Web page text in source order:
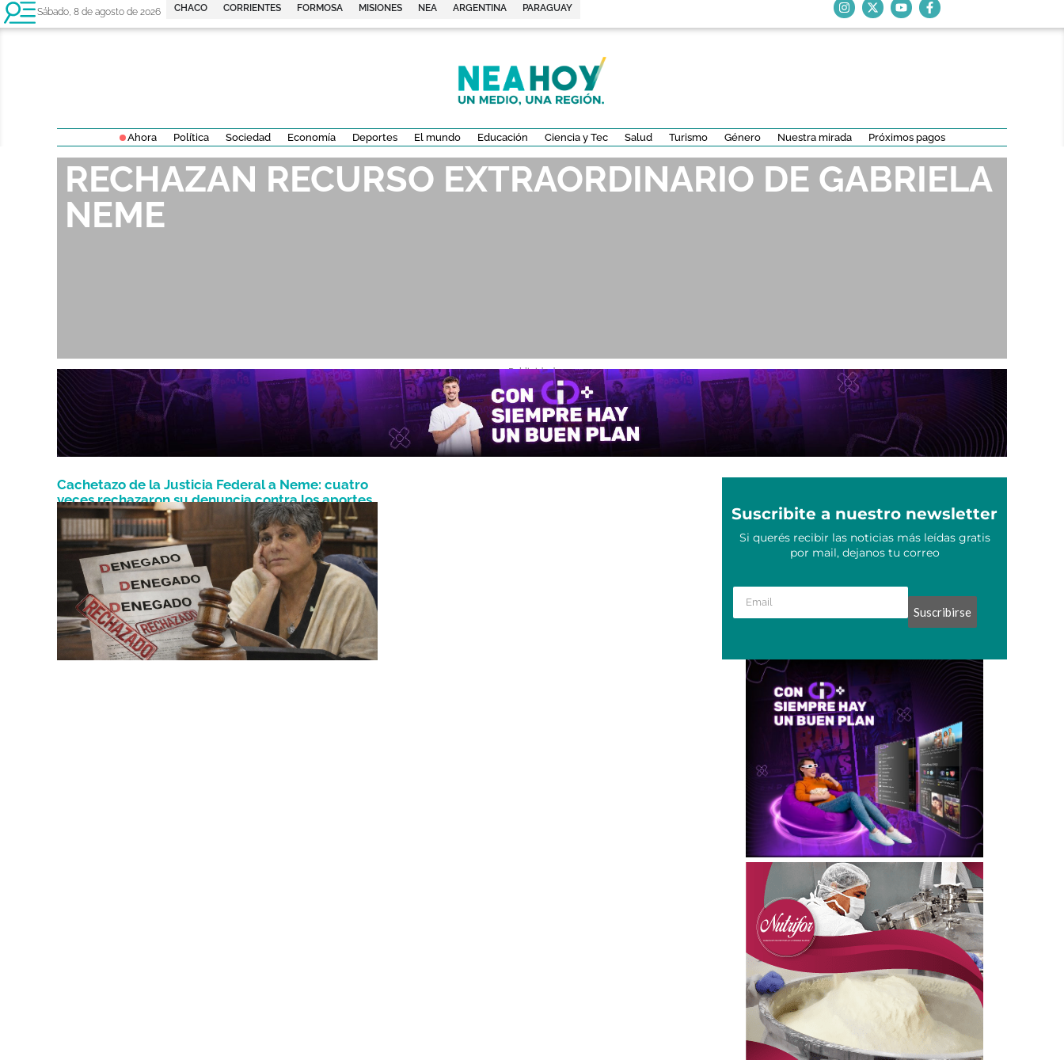
Sábado, 8 de agosto de 2026 CHACO CORRIENTES FORMOSA MISIONES NEA ARGENTINA PARAGUAY
Ahora Política Sociedad Economía Deportes El mundo Educación Ciencia y Tec Salud Turismo Género Nuestra mirada Próximos pagos
RECHAZAN RECURSO EXTRAORDINARIO DE GABRIELA
NEME
- Publicidad -
Cachetazo de la Justicia Federal a Neme: cuatro
veces rechazaron su denuncia contra los aportes
al PJ de Formosa
Abril 16, 2026 Suscribite a nuestro newsletter
Si querés recibir las noticias más leídas gratis
por mail, dejanos tu correo
Suscribirse